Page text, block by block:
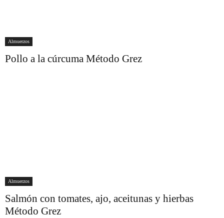
Almuerzos
Pollo a la cúrcuma Método Grez
Almuerzos
Salmón con tomates, ajo, aceitunas y hierbas
Método Grez